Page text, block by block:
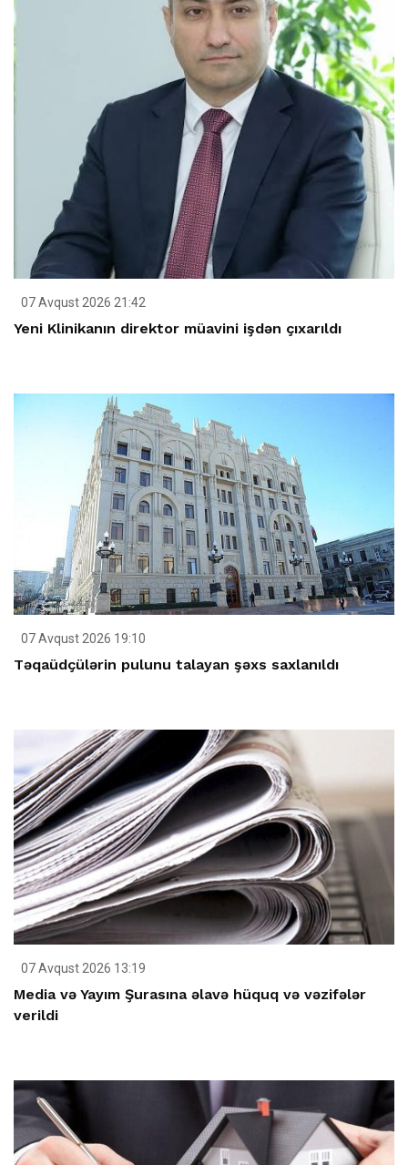
07 Avqust 2026 21:42
Yeni Klinikanın direktor müavini işdən çıxarıldı
07 Avqust 2026 19:10
Təqaüdçülərin pulunu talayan şəxs saxlanıldı
07 Avqust 2026 13:19
Media və Yayım Şurasına əlavə hüquq və vəzifələr
verildi